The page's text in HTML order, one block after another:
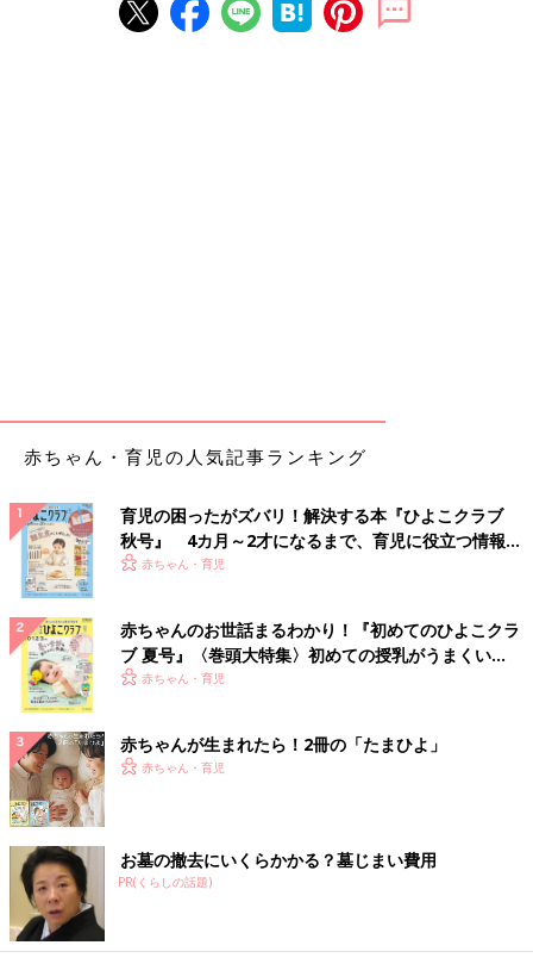
赤ちゃん・育児の人気記事ランキング
育児の困ったがズバリ！解決する本『ひよこクラブ
秋号』 4カ月～2才になるまで、育児に役立つ情報が
いっぱい！
赤ちゃん・育児
赤ちゃんのお世話まるわかり！『初めてのひよこクラ
ブ 夏号』〈巻頭大特集〉初めての授乳がうまくい
く！ おっぱい・ミルクの基本と夏のトラブル 解決テ
赤ちゃん・育児
赤ちゃんが生まれたら！2冊の「たまひよ」
赤ちゃん・育児
お墓の撤去にいくらかかる？墓じまい費用
PR(くらしの話題)